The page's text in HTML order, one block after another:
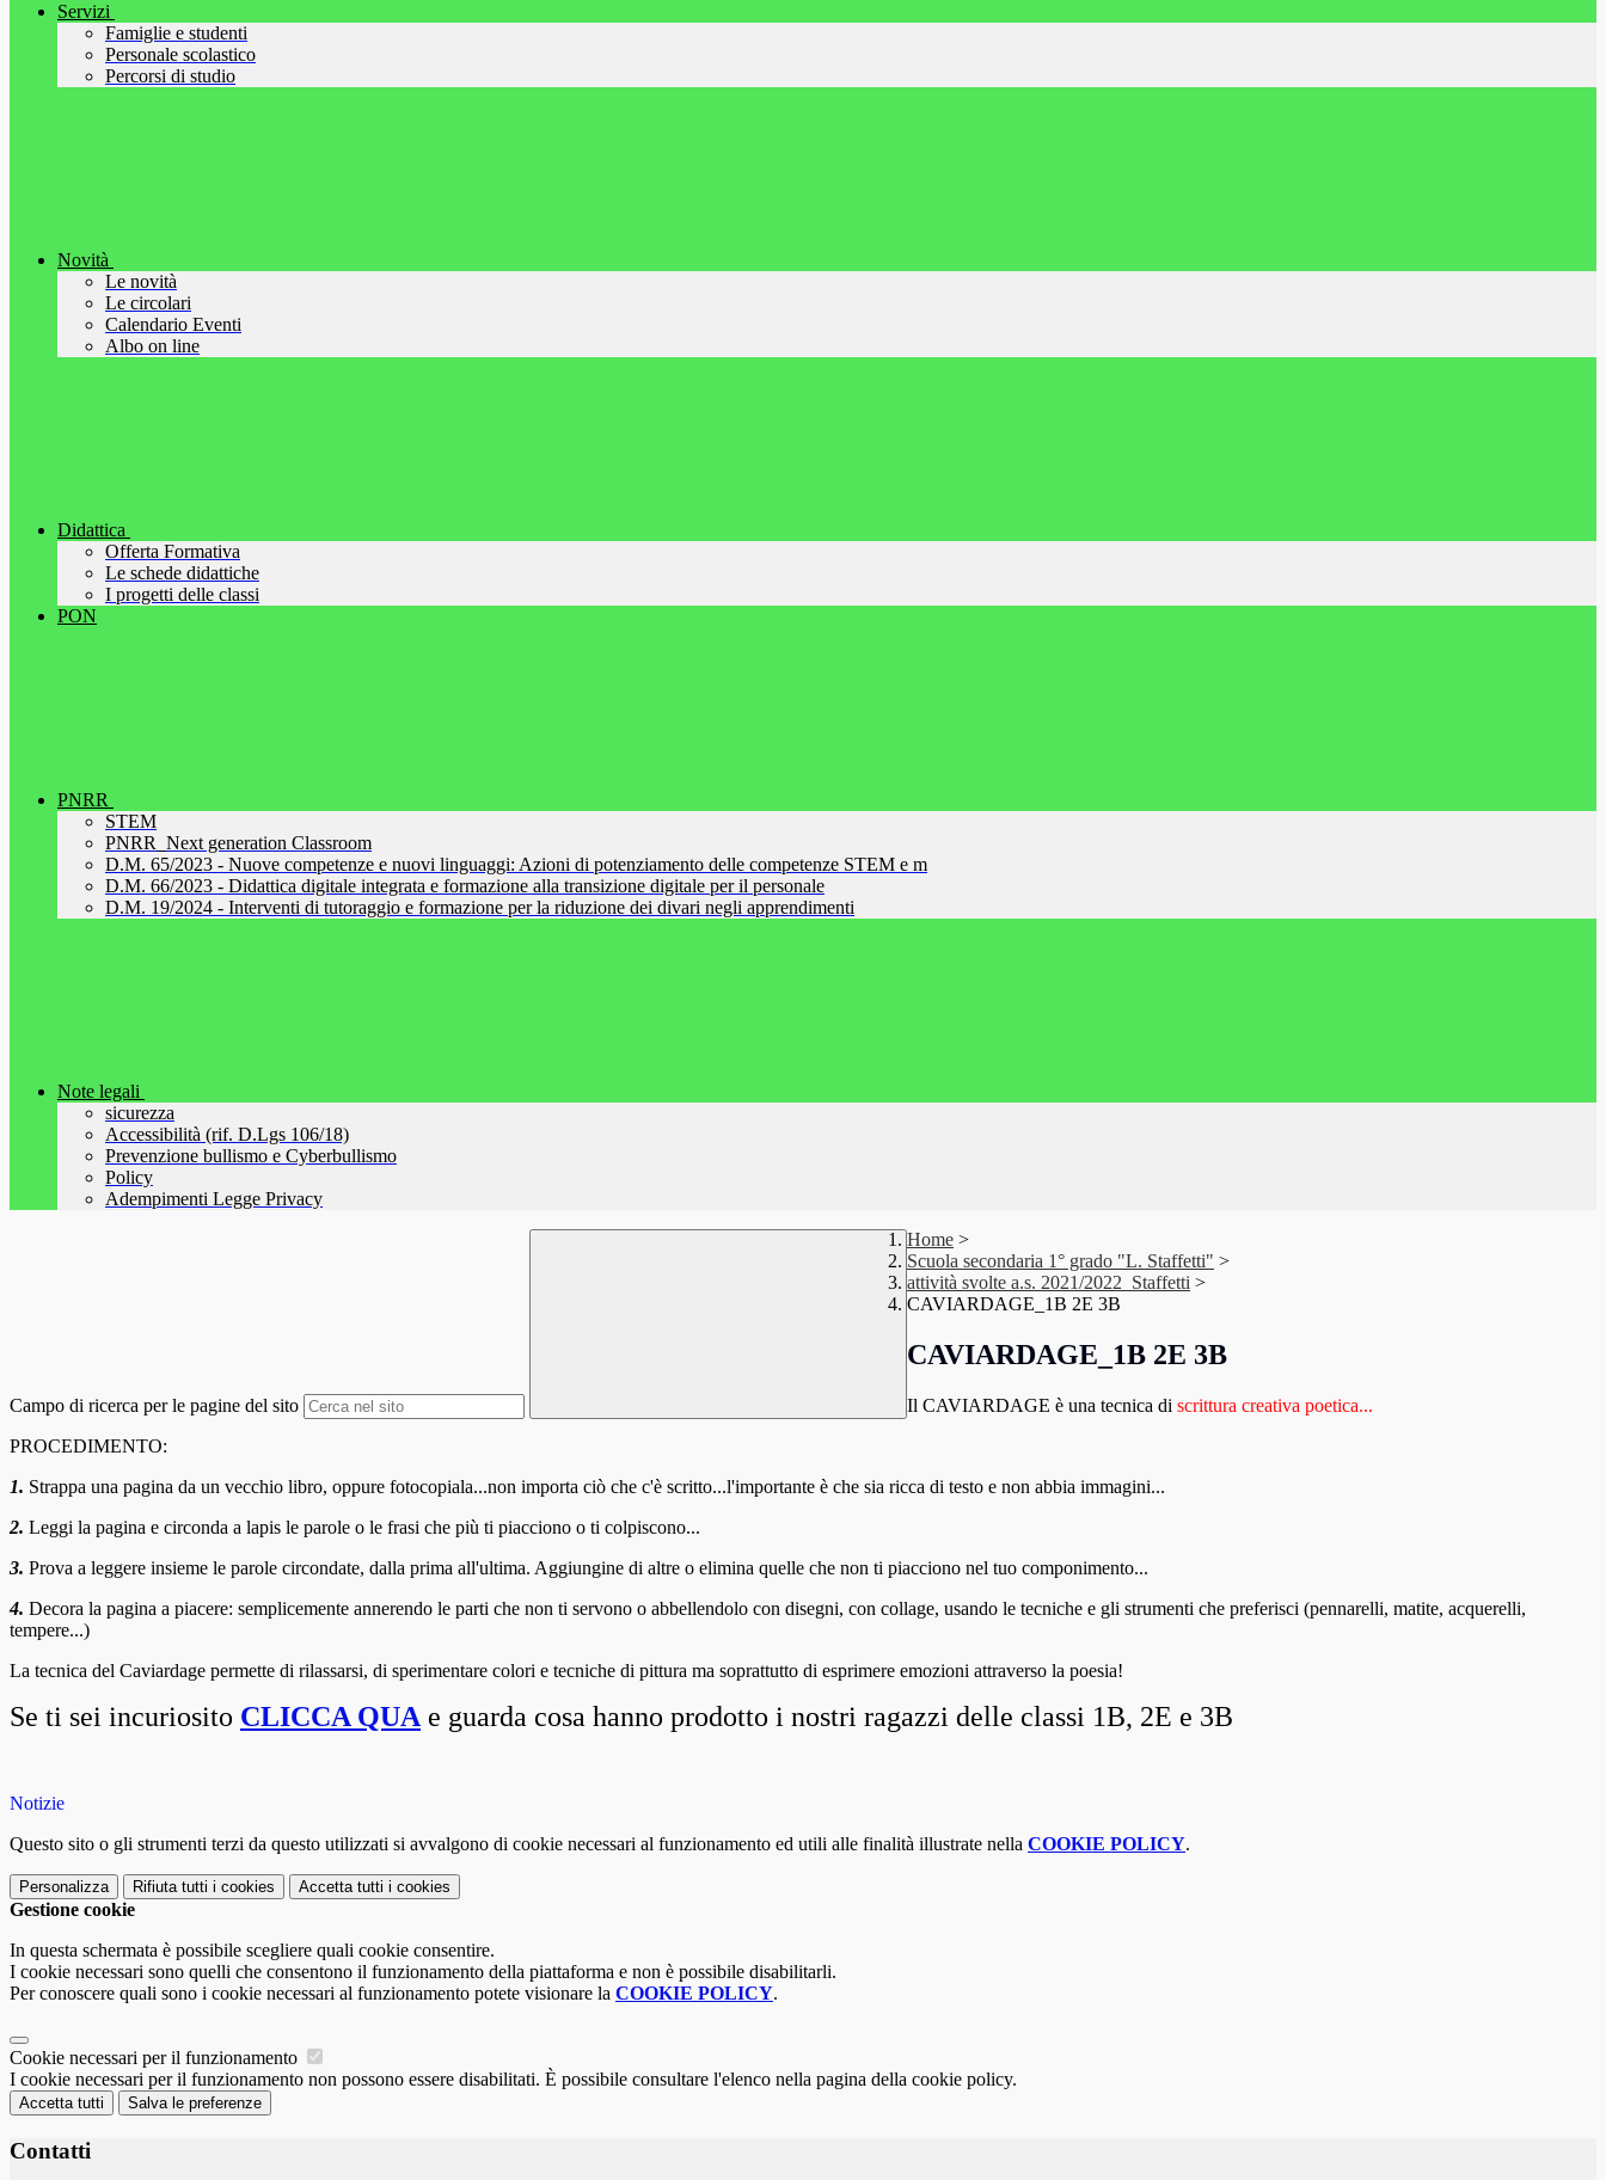
Servizi
Famiglie e studenti
Personale scolastico
Percorsi di studio
Novità
Le novità
Le circolari
Calendario Eventi
Albo on line
Didattica
Offerta Formativa
Le schede didattiche
I progetti delle classi
PON
PNRR
STEM
PNRR_Next generation Classroom
D.M. 65/2023 - Nuove competenze e nuovi linguaggi: Azioni di potenziamento delle competenze STEM e m
D.M. 66/2023 - Didattica digitale integrata e formazione alla transizione digitale per il personale
D.M. 19/2024 - Interventi di tutoraggio e formazione per la riduzione dei divari negli apprendimenti
Note legali
sicurezza
Accessibilità (rif. D.Lgs 106/18)
Prevenzione bullismo e Cyberbullismo
Policy
Adempimenti Legge Privacy
Campo di ricerca per le pagine del sito
Home >
Scuola secondaria 1° grado "L. Staffetti" >
attività svolte a.s. 2021/2022_Staffetti >
CAVIARDAGE_1B 2E 3B
CAVIARDAGE_1B 2E 3B
Il CAVIARDAGE è una tecnica di scrittura creativa poetica...
PROCEDIMENTO:
1. Strappa una pagina da un vecchio libro, oppure fotocopiala...non importa ciò che c'è scritto...l'importante è che sia ricca di testo e non abbia immagini...
2. Leggi la pagina e circonda a lapis le parole o le frasi che più ti piacciono o ti colpiscono...
3. Prova a leggere insieme le parole circondate, dalla prima all'ultima. Aggiungine di altre o elimina quelle che non ti piacciono nel tuo componimento...
4. Decora la pagina a piacere: semplicemente annerendo le parti che non ti servono o abbellendolo con disegni, con collage, usando le tecniche e gli strumenti che preferisci (pennarelli, matite, acquerelli,
tempere...)
La tecnica del Caviardage permette di rilassarsi, di sperimentare colori e tecniche di pittura ma soprattutto di esprimere emozioni attraverso la poesia!
Se ti sei incuriosito CLICCA QUA e guarda cosa hanno prodotto i nostri ragazzi delle classi 1B, 2E e 3B
Notizie
Questo sito o gli strumenti terzi da questo utilizzati si avvalgono di cookie necessari al funzionamento ed utili alle finalità illustrate nella COOKIE POLICY.
Personalizza Rifiuta tutti i cookies Accetta tutti i cookies
Gestione cookie
In questa schermata è possibile scegliere quali cookie consentire.
I cookie necessari sono quelli che consentono il funzionamento della piattaforma e non è possibile disabilitarli.
Per conoscere quali sono i cookie necessari al funzionamento potete visionare la COOKIE POLICY.
Cookie necessari per il funzionamento
I cookie necessari per il funzionamento non possono essere disabilitati. È possibile consultare l'elenco nella pagina della cookie policy.
Accetta tutti Salva le preferenze
Contatti